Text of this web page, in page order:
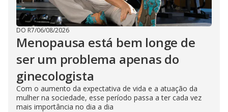
DO R7/06/08/2026
Menopausa está bem longe de
ser um problema apenas do
ginecologista
Com o aumento da expectativa de vida e a atuação da
mulher na sociedade, esse período passa a ter cada vez
mais importância no dia a dia